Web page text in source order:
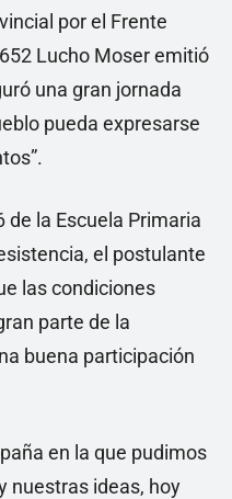
por el Frente
Lucho Moser emitió
una gran jornada
pueda expresarse
de la Escuela Primaria
el postulante
las condiciones
parte de la
buena participación
en la que pudimos
nuestras ideas, hoy